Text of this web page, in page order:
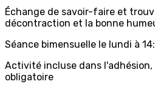
Échange de savoir-faire et
décontraction et la bonne
Séance bimensuelle le lundi à
Activité incluse dans
obligatoire